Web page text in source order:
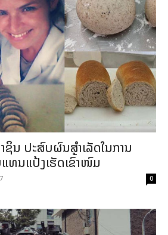
ນ ປະສົບຜົນສຳເລັດໃນການ
ທນແປ້ງເຮັດເຂົ້າໜົມ
0